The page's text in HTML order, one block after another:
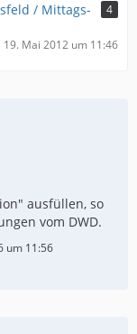
/ Mittags-
4
19. Mai 2012 um 11:46
ausfüllen, so
vom DWD.
um 11:56